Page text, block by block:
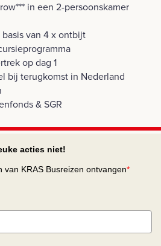
in een 2-persoonskamer
van 4 x ontbijt
op dag 1
bij terugkomst in Nederland
& SGR
acties niet!
van KRAS Busreizen ontvangen*